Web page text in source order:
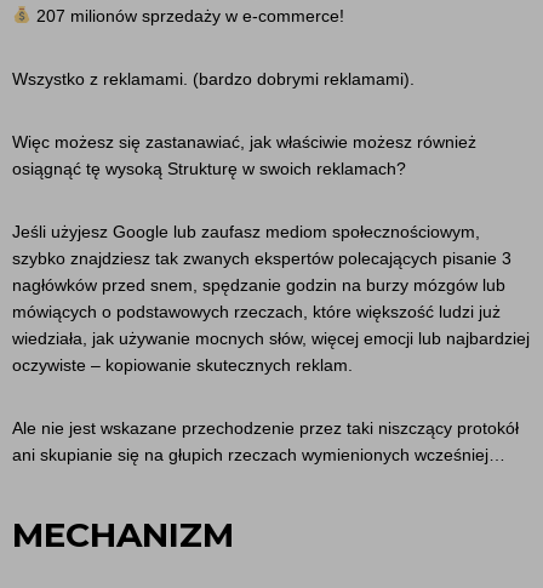
207 milionów sprzedaży w e-commerce!
Wszystko z reklamami. (bardzo dobrymi reklamami).
Więc możesz się zastanawiać, jak właściwie możesz również
osiągnąć tę wysoką Strukturę w swoich reklamach?
Jeśli użyjesz Google lub zaufasz mediom społecznościowym,
szybko znajdziesz tak zwanych ekspertów polecających pisanie 3
nagłówków przed snem, spędzanie godzin na burzy mózgów lub
mówiących o podstawowych rzeczach, które większość ludzi już
wiedziała, jak używanie mocnych słów, więcej emocji lub najbardziej
oczywiste – kopiowanie skutecznych reklam.
Ale nie jest wskazane przechodzenie przez taki niszczący protokół
ani skupianie się na głupich rzeczach wymienionych wcześniej…
MECHANIZM